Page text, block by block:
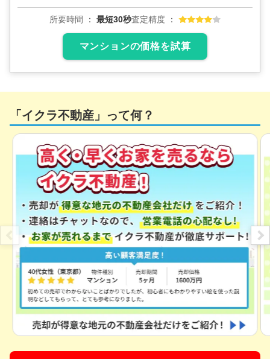
所要時間 最短30秒査定精度
マンションの価格を試算
「イクラ不動産」って何？